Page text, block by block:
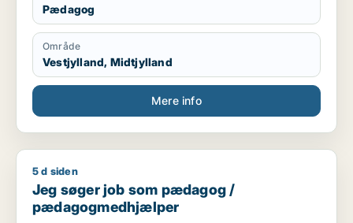
Pædagog
Område
Vestjylland, Midtjylland
Mere info
Jeg søger job som pædagog / pædagogmedhjælper
5 d siden
Jeg søger job som pædagog /
pædagogmedhjælper